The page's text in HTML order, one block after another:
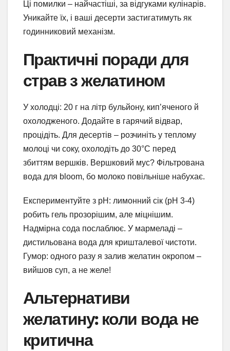
Ці помилки – найчастіші, за відгуками кулінарів.
Уникайте їх, і ваші десерти застигатимуть як
годинниковий механізм.
Практичні поради для
страв з желатином
У холодці: 20 г на літр бульйону, кип’яченого й
охолодженого. Додайте в гарячий відвар,
процідіть. Для десертів – розчиніть у теплому
молоці чи соку, охолодіть до 30°C перед
збиттям вершків. Вершковий мус? Фільтрована
вода для bloom, бо молоко повільніше набухає.
Експериментуйте з pH: лимонний сік (pH 3-4)
робить гель прозорішим, але міцнішим.
Надмірна сода послаблює. У мармеладі –
дистильована вода для кришталевої чистоти.
Гумор: одного разу я залив желатин окропом –
вийшов суп, а не желе!
Альтернативи
желатину: коли вода не
критична